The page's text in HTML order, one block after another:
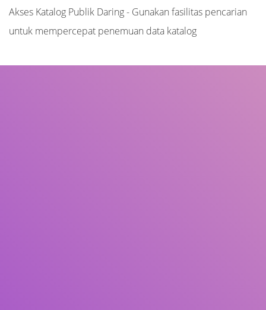
Akses Katalog Publik Daring - Gunakan fasilitas pencarian
untuk mempercepat penemuan data katalog